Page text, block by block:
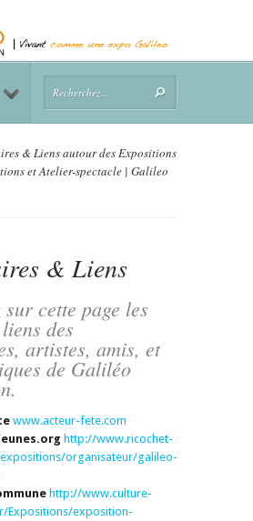
& Liens autour des Expositions
et Atelier-spectacle | Galileo
& Liens
sur cette page les
des
artistes, amis, et
de Galiléo
www.acteur-fete.com
http://www.ricochet-
organisateur/galileo-
http://www.culture-
Expositions/exposition-